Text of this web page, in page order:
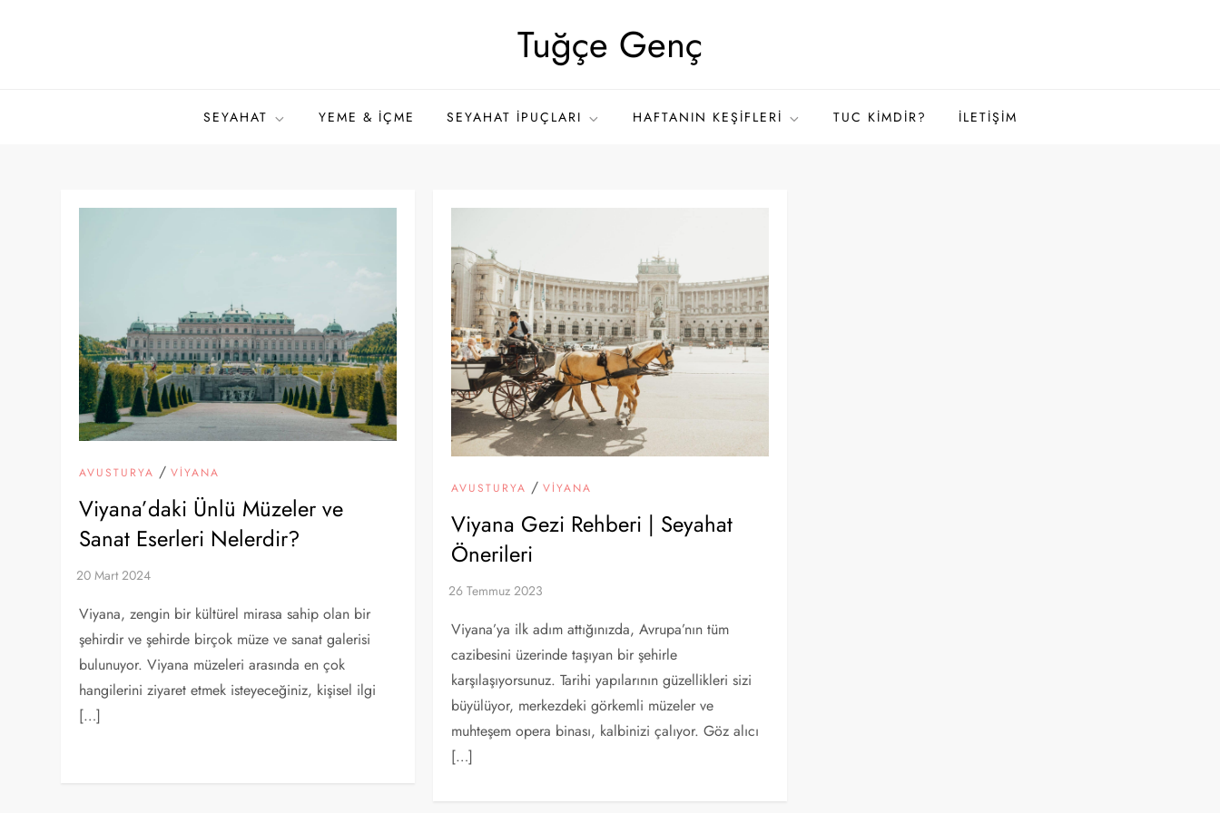
Tuğçe Genç
SEYAHAT YEME & İÇME SEYAHAT İPUÇLARI HAFTANIN KEŞIFLERI TUC KIMDIR? İLETIŞIM
AVUSTURYA /VIYANA
Viyana’daki Ünlü Müzeler ve
Sanat Eserleri Nelerdir?
Viyana, zengin bir kültürel mirasa sahip olan bir
şehirdir ve şehirde birçok müze ve sanat galerisi
bulunuyor. Viyana müzeleri arasında en çok
hangilerini ziyaret etmek isteyeceğiniz, kişisel ilgi
[…]
AVUSTURYA /VIYANA
Viyana Gezi Rehberi | Seyahat
Önerileri
Viyana’ya ilk adım attığınızda, Avrupa’nın tüm
cazibesini üzerinde taşıyan bir şehirle
karşılaşıyorsunuz. Tarihi yapılarının güzellikleri sizi
büyülüyor, merkezdeki görkemli müzeler ve
muhteşem opera binası, kalbinizi çalıyor. Göz alıcı
[…]